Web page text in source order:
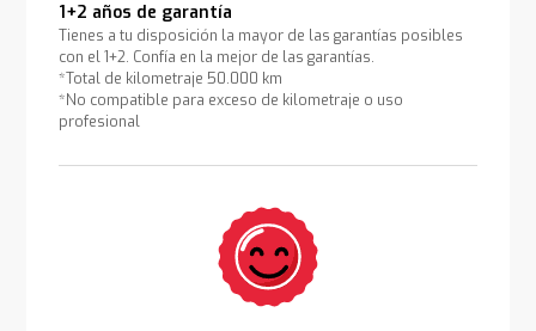
1+2 años de garantía
Tienes a tu disposición la mayor de las garantías posibles
con el 1+2. Confía en la mejor de las garantías.
*Total de kilometraje 50.000 km
*No compatible para exceso de kilometraje o uso
profesional